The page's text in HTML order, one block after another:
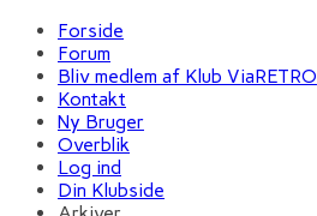
Forside
Forum
Bliv medlem af Klub ViaRETRO
Kontakt
Ny Bruger
Overblik
Log ind
Din Klubside